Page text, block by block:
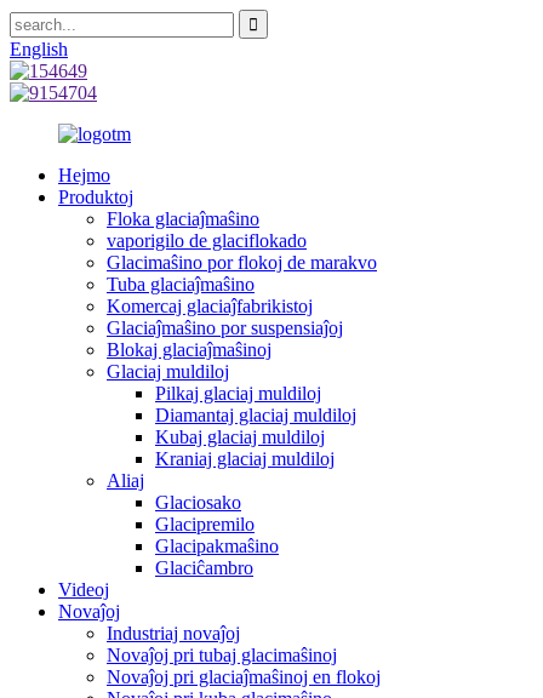
English
Hejmo
Produktoj
Floka glaciaĵmaŝino
vaporigilo de glaciflokado
Glacimaŝino por flokoj de marakvo
Tuba glaciaĵmaŝino
Komercaj glaciaĵfabrikistoj
Glaciaĵmaŝino por suspensiaĵoj
Blokaj glaciaĵmaŝinoj
Glaciaj muldiloj
Pilkaj glaciaj muldiloj
Diamantaj glaciaj muldiloj
Kubaj glaciaj muldiloj
Kraniaj glaciaj muldiloj
Aliaj
Glaciosako
Glacipremilo
Glacipakmaŝino
Glaciĉambro
Videoj
Novaĵoj
Industriaj novaĵoj
Novaĵoj pri tubaj glacimaŝinoj
Novaĵoj pri glaciaĵmaŝinoj en flokoj